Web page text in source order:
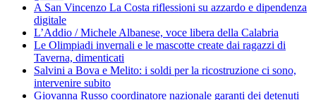
A San Vincenzo La Costa riflessioni su azzardo e dipendenza
digitale
L’Addio / Michele Albanese, voce libera della Calabria
Le Olimpiadi invernali e le mascotte create dai ragazzi di
Taverna, dimenticati
Salvini a Bova e Melito: i soldi per la ricostruzione ci sono,
intervenire subito
Giovanna Russo coordinatore nazionale garanti dei detenuti